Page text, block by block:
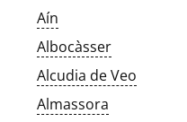
Aín
Albocàsser
Alcudia de Veo
Almassora